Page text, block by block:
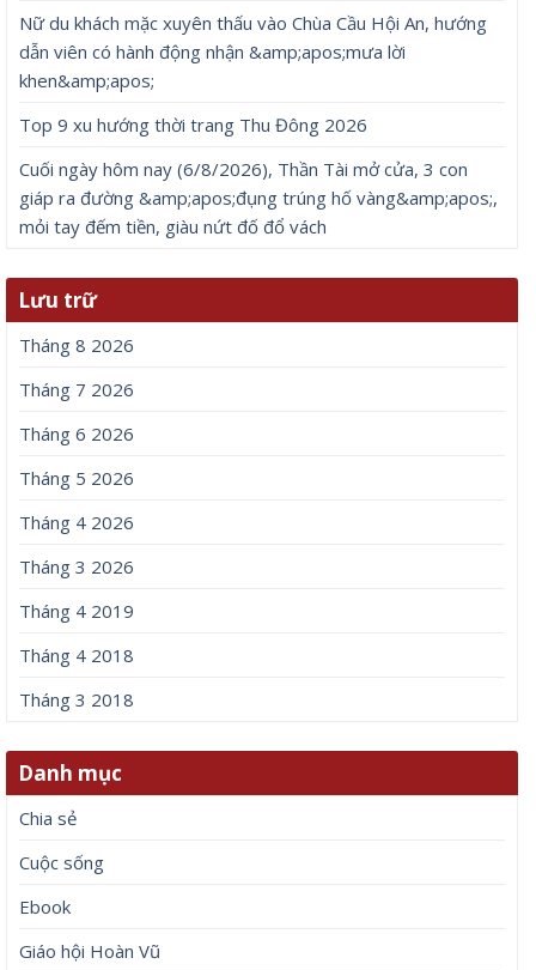
Nữ du khách mặc xuyên thấu vào Chùa Cầu Hội An, hướng
dẫn viên có hành động nhận &amp;apos;mưa lời
khen&amp;apos;
Top 9 xu hướng thời trang Thu Đông 2026
Cuối ngày hôm nay (6/8/2026), Thần Tài mở cửa, 3 con
giáp ra đường &amp;apos;đụng trúng hố vàng&amp;apos;,
mỏi tay đếm tiền, giàu nứt đố đổ vách
Lưu trữ
Tháng 8 2026
Tháng 7 2026
Tháng 6 2026
Tháng 5 2026
Tháng 4 2026
Tháng 3 2026
Tháng 4 2019
Tháng 4 2018
Tháng 3 2018
Danh mục
Chia sẻ
Cuộc sống
Ebook
Giáo hội Hoàn Vũ